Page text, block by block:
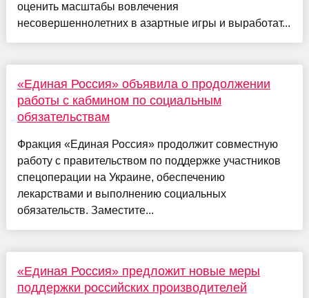
оценить масштабы вовлечения
несовершеннолетних в азартные игры и выработат...
«Единая Россия» объявила о продолжении
работы с кабмином по социальным
обязательствам
Фракция «Единая Россия» продолжит совместную
работу с правительством по поддержке участников
спецоперации на Украине, обеспечению
лекарствами и выполнению социальных
обязательств. Заместите...
«Единая Россия» предложит новые меры
поддержки российских производителей